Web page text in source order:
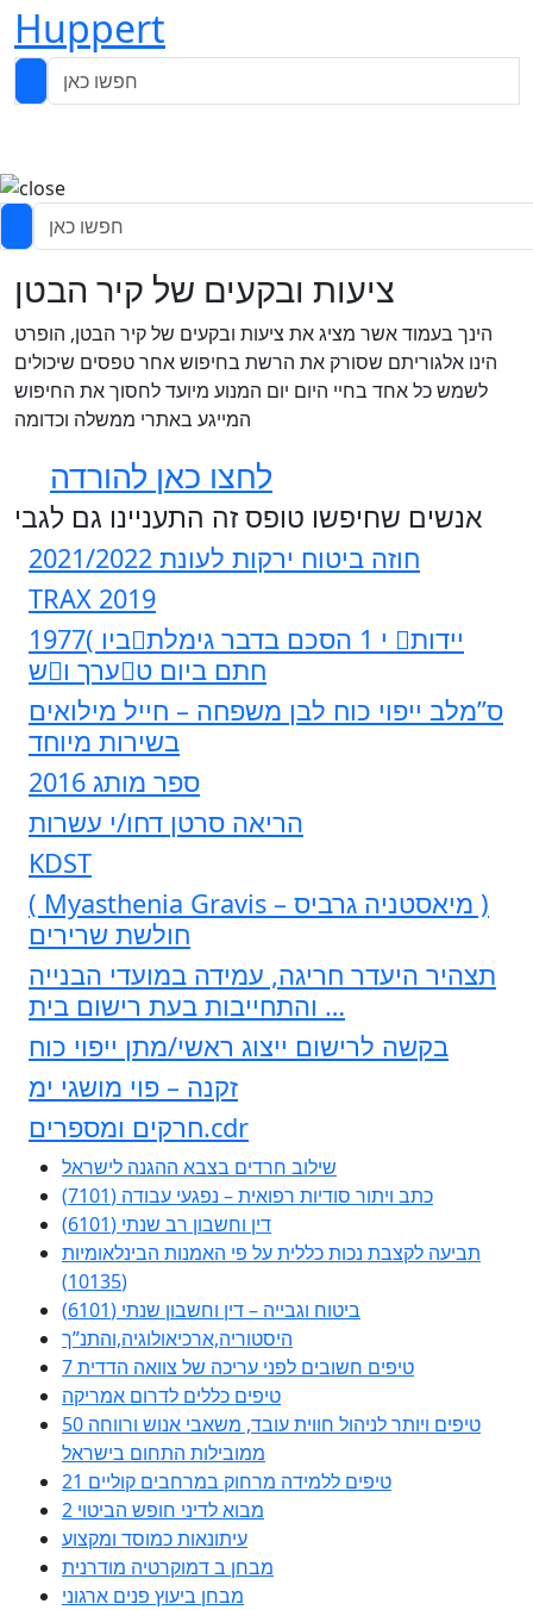
Huppert
ציעות ובקעים של קיר הבטן
הינך בעמוד אשר מציג את ציעות ובקעים של קיר הבטן, הופרט
הינו אלגוריתם שסורק את הרשת בחיפוש אחר טפסים שיכולים
לשמש כל אחד בחיי היום יום המנוע מיועד לחסוך את החיפוש
המייגע באתרי ממשלה וכדומה
לחצו כאן להורדה
אנשים שחיפשו טופס זה התעניינו גם לגבי
חוזה ביטוח ירקות לעונת 2021/2022
TRAX 2019
1977( ביוי 1 הסכם בדבר גימלת יידות
שערך וחתם ביום ט
ס”מלב ייפוי כוח לבן משפחה – חייל מילואים
בשירות מיוחד
ספר מותג 2016
הריאה סרטן דחו/י עשרות
KDST
( Myasthenia Gravis – מיאסטניה גרביס )
חולשת שרירים
תצהיר היעדר חריגה, עמידה במועדי הבנייה
והתחייבות בעת רישום בית …
בקשה לרישום ייצוג ראשי/מתן ייפוי כוח
זקנה – פוי מושגי ימ
חרקים ומספרים.cdr
שילוב חרדים בצבא ההגנה לישראל
כתב ויתור סודיות רפואית – נפגעי עבודה (7101)
דין וחשבון רב שנתי (6101)
תביעה לקצבת נכות כללית על פי האמנות הבינלאומיות
(10135)
ביטוח וגבייה – דין וחשבון שנתי (6101)
היסטוריה,ארכיאולוגיה,והתנ”ך
7 טיפים חשובים לפני עריכה של צוואה הדדית
טיפים כללים לדרום אמריקה
50 טיפים ויותר לניהול חווית עובד, משאבי אנוש ורווחה
ממובילות התחום בישראל
21 טיפים ללמידה מרחוק במרחבים קוליים
מבוא לדיני חופש הביטוי 2
עיתונאות כמוסד ומקצוע
מבחן ב דמוקרטיה מודרנית
מבחן ביעוץ פנים ארגוני